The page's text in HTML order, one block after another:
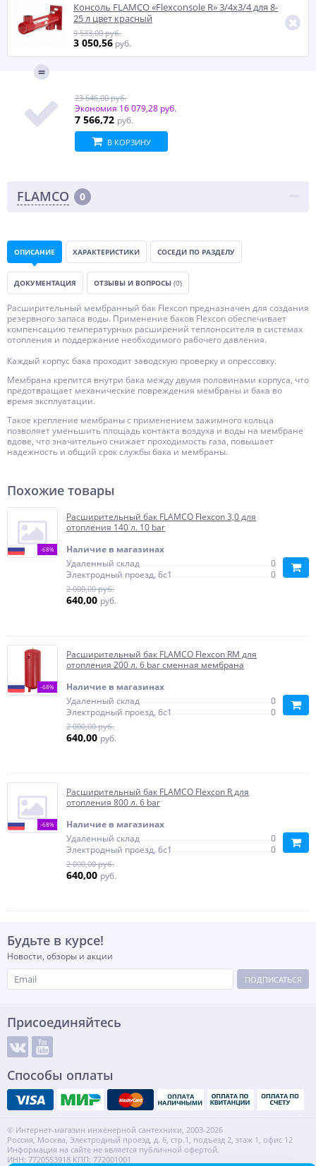
Консоль FLAMCO «Flexconsole R» 3/4x3/4 для 8-
25 л цвет красный
3 050,56 руб.
9 533,00 руб.
23 646,00 руб.
Экономия 16 079,28 руб.
7 566,72 руб.
В КОРЗИНУ
FLAMCO 0
ОПИСАНИЕ ХАРАКТЕРИСТИКИ СОСЕДИ ПО РАЗДЕЛУ
ДОКУМЕНТАЦИЯ ОТЗЫВЫ И ВОПРОСЫ (0)
Расширительный мембранный бак Flexcon предназначен для создания
резервного запаса воды. Применение баков Flexcon обеспечивает
компенсацию температурных расширений теплоносителя в системах
отопления и поддержание необходимого рабочего давления.
Каждый корпус бака проходит заводскую проверку и опрессовку.
Мембрана крепится внутри бака между двумя половинами корпуса, что
предотвращает механические повреждения мембраны и бака во
время эксплуатации.
Такое крепление мембраны с применением зажимного кольца
позволяет уменьшить площадь контакта воздуха и воды на мембране
вдове, что значительно снижает проходимость газа, повышает
надежность и общий срок службы бака и мембраны.
Похожие товары
-68%
Расширительный бак FLAMCO Flexcon 3,0 для
отопления 140 л. 10 bar
Наличие в магазинах
Удаленный склад
0
Электродный проезд, 6с1
0
2 000,00 руб.
640,00 руб.
-68%
Расширительный бак FLAMCO Flexcon RM для
отопления 200 л. 6 bar сменная мембрана
Наличие в магазинах
Удаленный склад
0
Электродный проезд, 6с1
0
2 000,00 руб.
640,00 руб.
-68%
Расширительный бак FLAMCO Flexcon R для
отопления 800 л. 6 bar
Наличие в магазинах
Удаленный склад
0
Электродный проезд, 6с1
0
2 000,00 руб.
640,00 руб.
Будьте в курсе!
Новости, обзоры и акции
ПОДПИСАТЬСЯ
Присоединяйтесь
Способы оплаты
© Интернет-магазин инженерной сантехники, 2003-2026
Россия, Москва, Электродный проезд, д. 6, стр.1, подъезд 2, этаж 1, офис 12
Информация на сайте не является публичной офертой.
ИНН: 7720553918 КПП: 772001001